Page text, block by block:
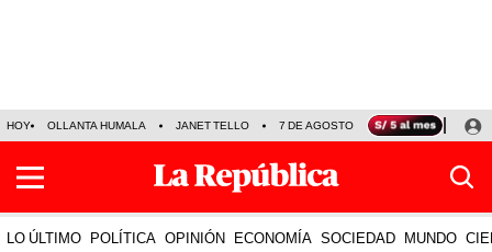
HOY OLLANTA HUMALA JANET TELLO 7 DE AGOSTO TINKA RESULTADOS
LO ÚLTIMO POLÍTICA OPINIÓN ECONOMÍA SOCIEDAD MUNDO